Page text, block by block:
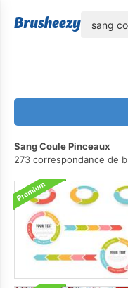
Sang Coule Pinceaux
273 correspondance de